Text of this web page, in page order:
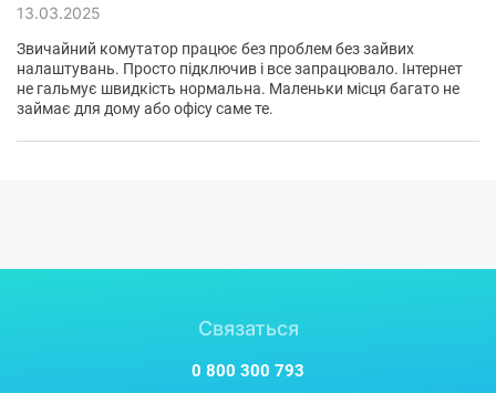
13.03.2025
Звичайний комутатор працює без проблем без зайвих
налаштувань. Просто підключив і все запрацювало. Інтернет
не гальмує швидкість нормальна. Маленьки місця багато не
займає для дому або офісу саме те.
Связаться
0 800 300 793